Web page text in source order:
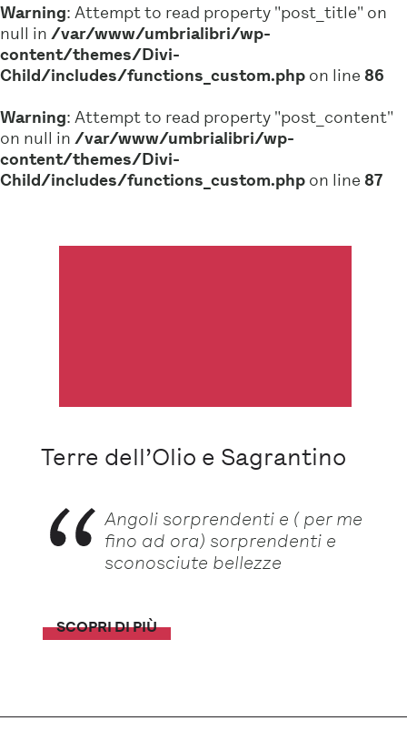
Warning: Attempt to read property "post_title" on
null in /var/www/umbrialibri/wp-
content/themes/Divi-
Child/includes/functions_custom.php on line 86
Warning: Attempt to read property "post_content"
on null in /var/www/umbrialibri/wp-
content/themes/Divi-
Child/includes/functions_custom.php on line 87
Terre dell’Olio e Sagrantino
Angoli sorprendenti e ( per me
fino ad ora) sorprendenti e
sconosciute bellezze
SCOPRI DI PIÙ